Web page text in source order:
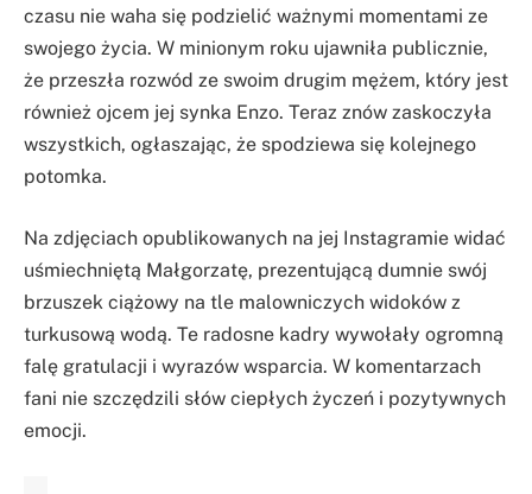
czasu nie waha się podzielić ważnymi momentami ze
swojego życia. W minionym roku ujawniła publicznie,
że przeszła rozwód ze swoim drugim mężem, który jest
również ojcem jej synka Enzo. Teraz znów zaskoczyła
wszystkich, ogłaszając, że spodziewa się kolejnego
potomka.
Na zdjęciach opublikowanych na jej Instagramie widać
uśmiechniętą Małgorzatę, prezentującą dumnie swój
brzuszek ciążowy na tle malowniczych widoków z
turkusową wodą. Te radosne kadry wywołały ogromną
falę gratulacji i wyrazów wsparcia. W komentarzach
fani nie szczędzili słów ciepłych życzeń i pozytywnych
emocji.